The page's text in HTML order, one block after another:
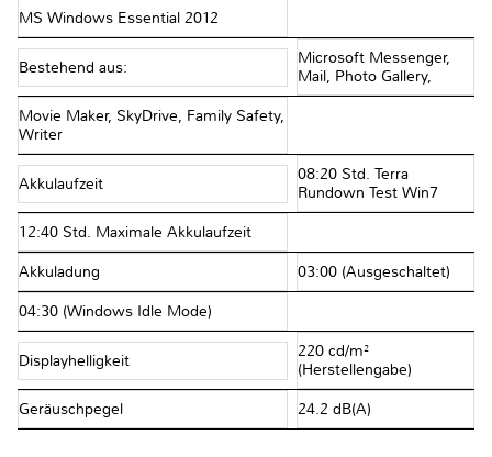
MS Windows Essential 2012
Bestehend aus:
Microsoft Messenger,
Mail, Photo Gallery,
Movie Maker, SkyDrive, Family Safety,
Writer
Akkulaufzeit
08:20 Std. Terra
Rundown Test Win7
12:40 Std. Maximale Akkulaufzeit
Akkuladung 03:00 (Ausgeschaltet)
04:30 (Windows Idle Mode)
Displayhelligkeit
220 cd/m²
(Herstellengabe)
Geräuschpegel 24.2 dB(A)